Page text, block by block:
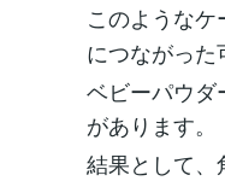
このようなケ
につながった
ベビーパウダ
があります。
結果として、